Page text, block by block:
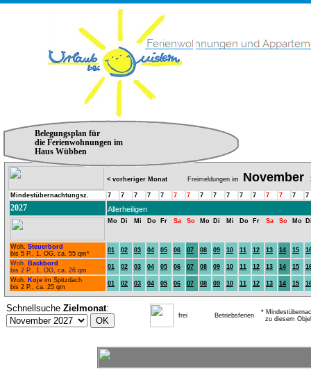
Belegungsplan für
die Ferienwohnungen im
Haus Wübben
< vorheriger Monat Freimeldungen im November
Mindestübernachtungsz. 7 7 7 7 7 7 7 7 7 7 7 7 7 7 7 7
2027 Allerheiligen
Mo Di Mi Do Fr Sa So Mo Di Mi Do Fr Sa So Mo
Woh. Steuerbord
bis 5 P., 1. OG, ca. 55 qm*
01 02 03 04 05 06 07 08 09 10 11 12 13 14 15
Woh. Backbord
bis 2 P., 1. OG, ca. 26 qm
01 02 03 04 05 06 07 08 09 10 11 12 13 14 15
Woh. Koje im Spitzdach
bis 2 P., ca. 25 qm
01 02 03 04 05 06 07 08 09 10 11 12 13 14 15
Schnellsuche Zielmonat:
frei Betriebsferien
*
zu diesem